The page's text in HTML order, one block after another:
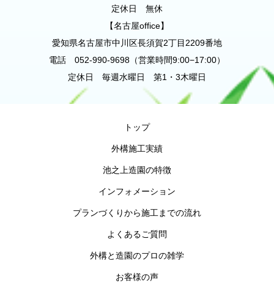
定休日 無休
【名古屋office】
愛知県名古屋市中川区長須賀2丁目2209番地
電話 052-990-9698（営業時間9:00−17:00）
定休日 毎週水曜日 第1・3木曜日
トップ
外構施工実績
池之上造園の特徴
インフォメーション
プランづくりから施工までの流れ
よくあるご質問
外構と造園のプロの雑学
お客様の声